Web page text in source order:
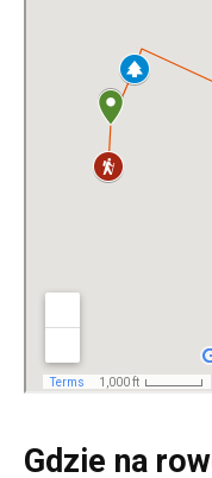
Gdzie na